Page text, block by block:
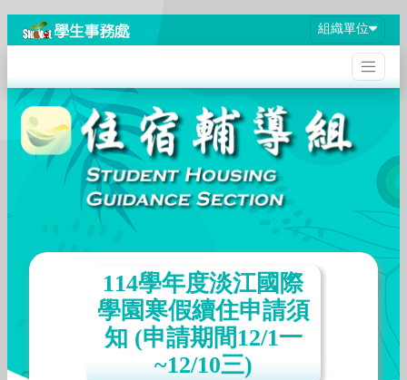
組織單位
114學年度淡江國際
學園寒假續住申請須
知 (申請期間12/1一
~12/10三)